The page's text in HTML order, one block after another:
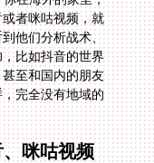
者咪咕视频，就
，听到他们分析战术、
互动，比如抖音的世界
论，甚至和国内的朋友
样，完全没有地域的
咪咕视频